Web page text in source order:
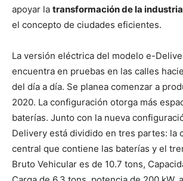
apoyar la transformación de la
el concepto de ciudades eficientes.
La versión eléctrica del modelo e-
encuentra en pruebas en las calles
del día a día. Se planea comenzar a
2020. La configuración otorga más
baterías. Junto con la nueva
Delivery está dividido en tres partes: la
central que contiene las baterías y el
Bruto Vehicular es de 10.7 tons,